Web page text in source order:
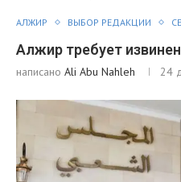
АЛЖИР ВЫБОР РЕДАКЦИИ
Алжир требует
написано Ali Abu Nahleh 24